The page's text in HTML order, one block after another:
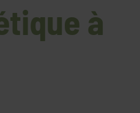
à